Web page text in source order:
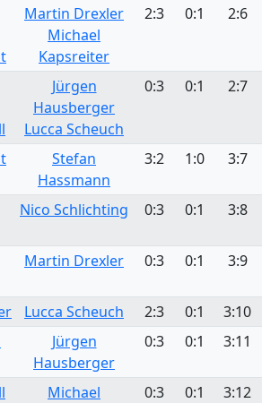
Martin Drexler
Michael
Kapsreiter
2:3 0:1 2:6
Jürgen
Hausberger
Lucca Scheuch
0:3 0:1 2:7
Stefan
Hassmann
3:2 1:0 3:7
Nico Schlichting 0:3 0:1 3:8
Martin Drexler 0:3 0:1 3:9
Lucca Scheuch 2:3 0:1
3:10
Jürgen
Hausberger
0:3 0:1 3:11
Michael
0:3 0:1 3:12